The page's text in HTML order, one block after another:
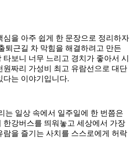
심을 아주 쉽게 한 문장으로 정리하자
퇴근길 차 막힘을 해결하려고 만든
보니 너무 느리고 경치가 좋아서 시
원짜리 가성비 최고 유람선으로 대단
다는 이야기입니다.
는 일상 속에서 일주일에 한 번쯤은
한강버스를 띄워놓고 세상에서 가장
람을 즐기는 사치를 스스로에게 허락